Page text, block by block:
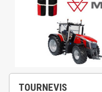
TOURNEVIS